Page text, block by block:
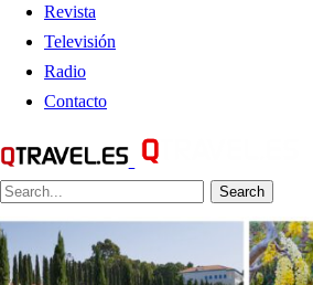
Revista
Televisión
Radio
Contacto
Search